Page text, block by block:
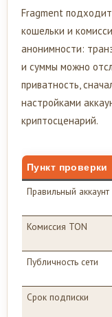
Fragment
кошельки и
анонимности:
и суммы можно
приватность,
настройками
криптосценарий.
Пункт проверки
Правильный аккаунт
Комиссия TON
Публичность сети
Срок подписки